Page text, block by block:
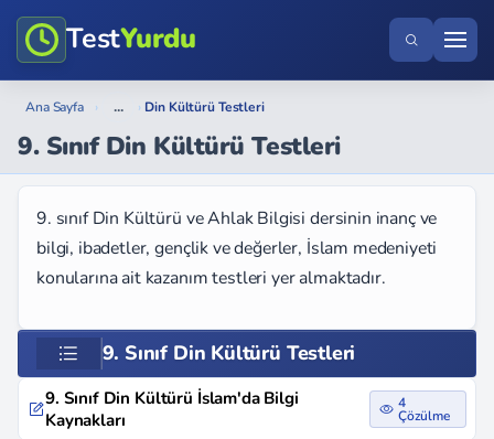
TestYurdu
Ana Sayfa › ... › Din Kültürü Testleri
9. Sınıf Din Kültürü Testleri
9. sınıf Din Kültürü ve Ahlak Bilgisi dersinin inanç ve
bilgi, ibadetler, gençlik ve değerler, İslam medeniyeti
konularına ait kazanım testleri yer almaktadır.
9. Sınıf Din Kültürü Testleri
9. Sınıf Din Kültürü İslam'da Bilgi
Kaynakları
4
Çözülme